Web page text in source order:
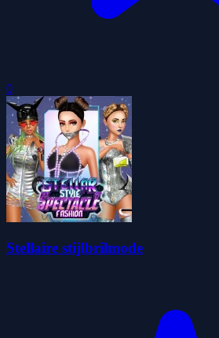
0
Stellaire stijlbrilmode